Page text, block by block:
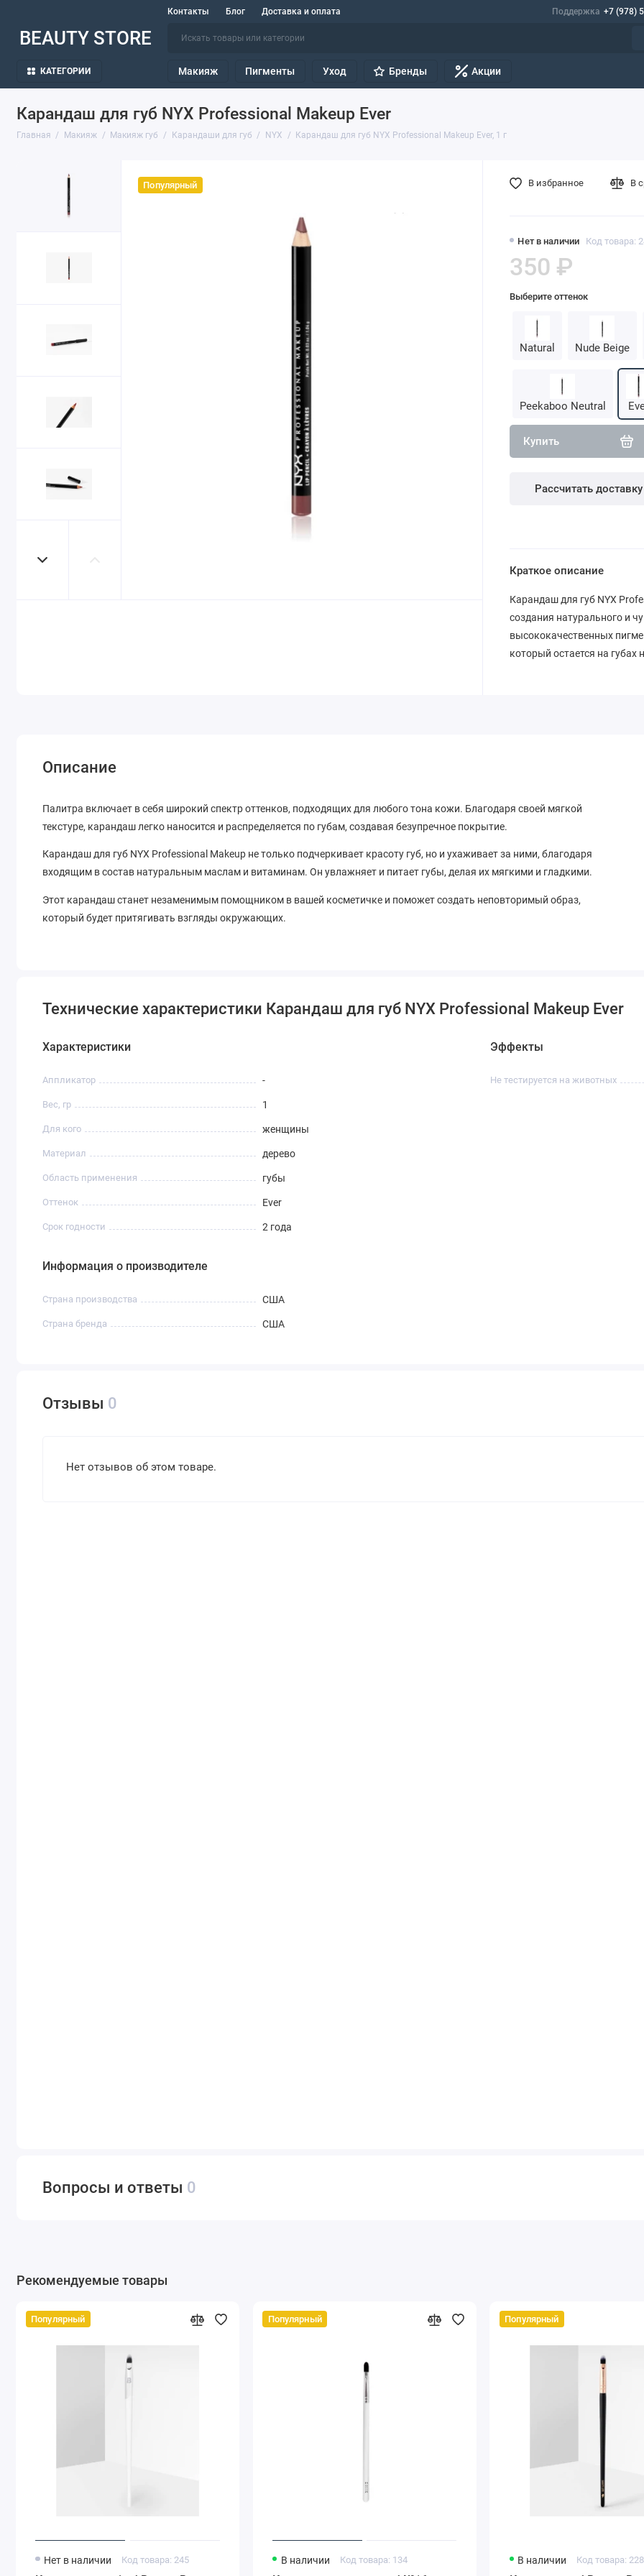
Контакты Блог Доставка и оплата Поддержка +7 (978)
BEAUTY STORE
КАТЕГОРИИ Макияж Пигменты Уход Бренды Акции
Карандаш для губ NYX Professional Makeup Ever
Главная Макияж Макияж губ Карандаши для губ NYX Карандаш для губ NYX Professional Makeup Ever, 1 г
Популярный
Нет в наличии Код товара:
350 ₽
Выберите оттенок
Natural Nude Beige
Peekaboo Neutral
Купить
Рассчитать доставку
В избранное В
Краткое описание
Карандаш для губ NYX
создания натурального и
высококачественных
который остается на губах
Описание
Палитра включает в себя широкий спектр оттенков, подходящих для любого тона кожи. Благодаря своей мягкой
текстуре, карандаш легко наносится и распределяется по губам, создавая безупречное покрытие.
Карандаш для губ NYX Professional Makeup не только подчеркивает красоту губ, но и ухаживает за ними, благодаря
входящим в состав натуральным маслам и витаминам. Он увлажняет и питает губы, делая их мягкими и гладкими.
Этот карандаш станет незаменимым помощником в вашей косметичке и поможет создать неповторимый образ,
который будет притягивать взгляды окружающих.
Технические характеристики Карандаш для губ NYX Professional Makeup Ever
Характеристики
Аппликатор -
Вес, гр 1
Для кого женщины
Материал дерево
Область применения губы
Оттенок Ever
Срок годности 2 года
Эффекты
Не тестируется на животных
Информация о производителе
Страна производства США
Страна бренда США
Отзывы 0
Нет отзывов об этом товаре.
Вопросы и ответы 0
Рекомендуемые товары
Популярный
Нет в наличии Код товара: 245
Популярный
В наличии Код товара: 134
Популярный
В наличии Код товара: 228